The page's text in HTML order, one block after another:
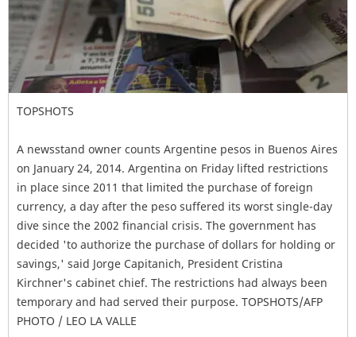
TOPSHOTS
A newsstand owner counts Argentine pesos in Buenos Aires
on January 24, 2014. Argentina on Friday lifted restrictions
in place since 2011 that limited the purchase of foreign
currency, a day after the peso suffered its worst single-day
dive since the 2002 financial crisis. The government has
decided 'to authorize the purchase of dollars for holding or
savings,' said Jorge Capitanich, President Cristina
Kirchner's cabinet chief. The restrictions had always been
temporary and had served their purpose. TOPSHOTS/AFP
PHOTO / LEO LA VALLE